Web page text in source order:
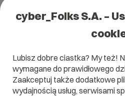
cyber_Folks S.A. –
Lubisz dobre ciastka? My też!
wymagane do prawidłowego
Zaakceptuj także dodatkowe
wydajnością usług, serwisami